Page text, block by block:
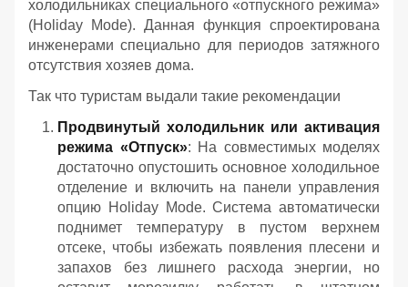
холодильниках специального «отпускного режима»
(Holiday Mode). Данная функция спроектирована
инженерами специально для периодов затяжного
отсутствия хозяев дома.
Так что туристам выдали такие рекомендации
Продвинутый холодильник или активация
режима «Отпуск»: На совместимых моделях
достаточно опустошить основное холодильное
отделение и включить на панели управления
опцию Holiday Mode. Система автоматически
поднимет температуру в пустом верхнем
отсеке, чтобы избежать появления плесени и
запахов без лишнего расхода энергии, но